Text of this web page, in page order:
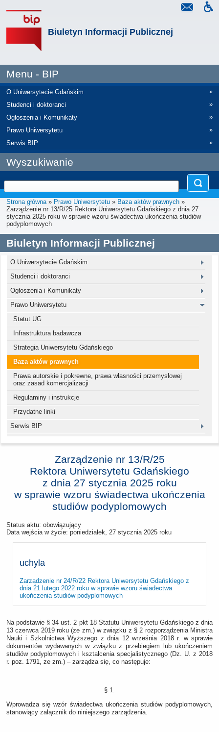
Biuletyn Informacji Publicznej
Menu - BIP
O Uniwersytecie Gdańskim
»
Studenci i doktoranci
»
Ogłoszenia i Komunikaty
»
Prawo Uniwersytetu
»
Serwis BIP
»
Wyszukiwanie
Strona główna» Prawo Uniwersytetu » Baza aktów prawnych »
Zarządzenie nr 13/R/25 Rektora Uniwersytetu Gdańskiego z dnia 27
stycznia 2025 roku w sprawie wzoru świadectwa ukończenia studiów
podyplomowych
Biuletyn Informacji Publicznej
O Uniwersytecie Gdańskim
Studenci i doktoranci
Ogłoszenia i Komunikaty
Prawo Uniwersytetu
Statut UG
Infrastruktura badawcza
Strategia Uniwersytetu Gdańskiego
Baza aktów prawnych
Prawa autorskie i pokrewne, prawa własności przemysłowej
oraz zasad komercjalizacji
Regulaminy i instrukcje
Przydatne linki
Serwis BIP
Zarządzenie nr 13/R/25
Rektora Uniwersytetu Gdańskiego
z dnia 27 stycznia 2025 roku
w sprawie wzoru świadectwa ukończenia
studiów podyplomowych
Status aktu: obowiązujący
Data wejścia w życie: poniedziałek, 27 stycznia 2025 roku
uchyla
Zarządzenie nr 24/R/22 Rektora Uniwersytetu Gdańskiego z
dnia 21 lutego 2022 roku w sprawie wzoru świadectwa
ukończenia studiów podyplomowych
Na podstawie § 34 ust. 2 pkt 18 Statutu Uniwersytetu Gdańskiego z dnia
13 czerwca 2019 roku (ze zm.) w związku z § 2 rozporządzenia Ministra
Nauki i Szkolnictwa Wyższego z dnia 12 września 2018 r. w sprawie
dokumentów wydawanych w związku z przebiegiem lub ukończeniem
studiów podyplomowych i kształcenia specjalistycznego (Dz. U. z 2018
r. poz. 1791, ze zm.) ‒ zarządza się, co następuje:
§ 1.
Wprowadza się wzór świadectwa ukończenia studiów podyplomowych,
stanowiący załącznik do niniejszego zarządzenia.